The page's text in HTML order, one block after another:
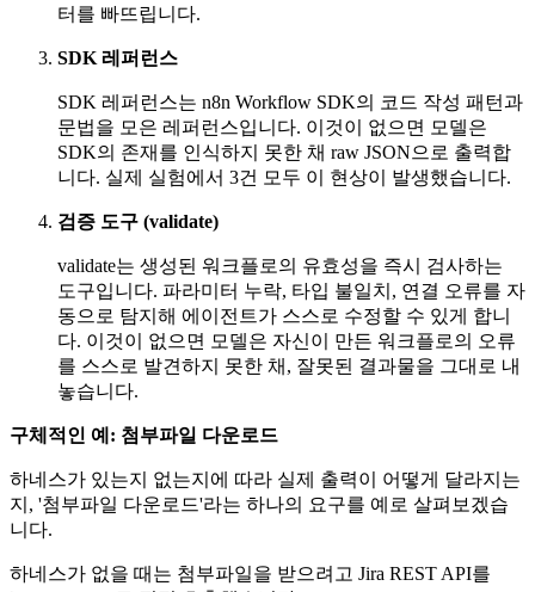
터를 빠뜨립니다.
SDK 레퍼런스
SDK 레퍼런스는 n8n Workflow SDK의 코드 작성 패턴과
문법을 모은 레퍼런스입니다. 이것이 없으면 모델은
SDK의 존재를 인식하지 못한 채 raw JSON으로 출력합
니다. 실제 실험에서 3건 모두 이 현상이 발생했습니다.
검증 도구 (validate)
validate는 생성된 워크플로의 유효성을 즉시 검사하는
도구입니다. 파라미터 누락, 타입 불일치, 연결 오류를 자
동으로 탐지해 에이전트가 스스로 수정할 수 있게 합니
다. 이것이 없으면 모델은 자신이 만든 워크플로의 오류
를 스스로 발견하지 못한 채, 잘못된 결과물을 그대로 내
놓습니다.
구체적인 예: 첨부파일 다운로드
하네스가 있는지 없는지에 따라 실제 출력이 어떻게 달라지는
지, '첨부파일 다운로드'라는 하나의 요구를 예로 살펴보겠습
니다.
하네스가 없을 때는 첨부파일을 받으려고 Jira REST API를